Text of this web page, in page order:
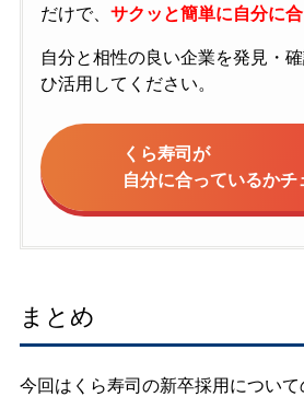
だけで、 サクッと簡単に自分に
自分と相性の良い企業を発見・
ひ活用してください。
くら寿司が
自分に合っているかチ
まとめ
今回はくら寿司の新卒採用につい